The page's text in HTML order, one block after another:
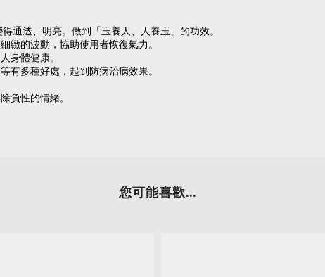
通透、明亮。做到「玉養人、人養玉」的功效。
緻的波動，協助使用者恢復氣力。
身體健康。
有多種好處，起到防病治病效果。
負性的情緒。
您可能喜歡...